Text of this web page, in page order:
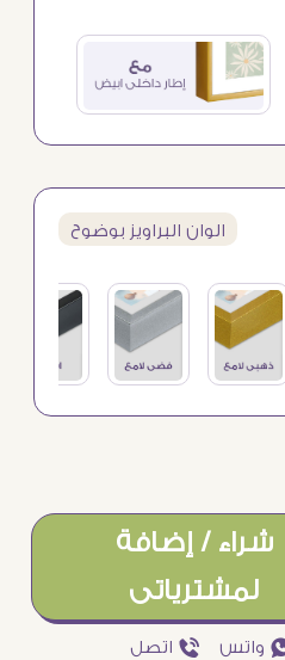
الوان البراويز بوضوح
شراء / إضافة
لمشترياتى
واتس
ƒ اتصل